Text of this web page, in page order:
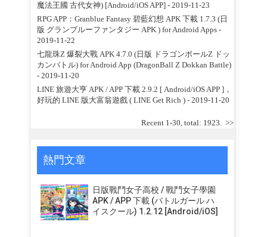
魔法王國 古代女神) [Android/iOS APP]- 2019-11-23
RPG APP：Granblue Fantasy 碧藍幻想 APK 下載 1.7.3 (日
版 グランブルーファンタジー APK ) for Android Apps -
2019-11-22
七龍珠Z 爆裂大戰 APK 4.7.0 (日版 ドラゴンボールZ ドッ
カンバトル) for Android App (DragonBall Z Dokkan Battle)
- 2019-11-20
LINE 旅遊大亨 APK / APP 下載 2.9.2 [ Android/iOS APP ]，
好玩的 LINE 版大富翁遊戲 ( LINE Get Rich )- 2019-11-20
Recent 1-30, total: 1923. >>
熱門文章
日版戰鬥女子高校 / 戰鬥女子學園
APK / APP 下載 (バトルガール ハ
イスクール) 1.2.12 [Android/iOS]